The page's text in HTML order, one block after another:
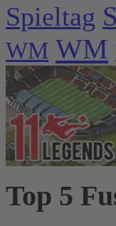
Spieltag
WM WM
Top 5